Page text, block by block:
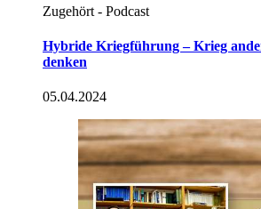
Zugehört - Podcast
Hybride Kriegführung – Krieg
denken
05.04.2024